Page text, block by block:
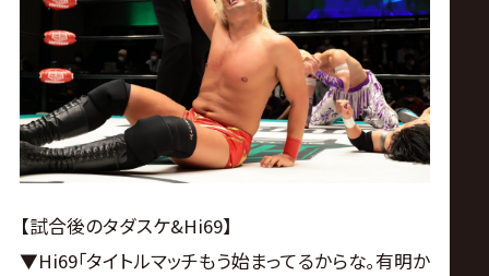
【試合後のタダスケ&Hi69】
▼Hi69｢タイトルマッチもう始まってるからな｡有明か